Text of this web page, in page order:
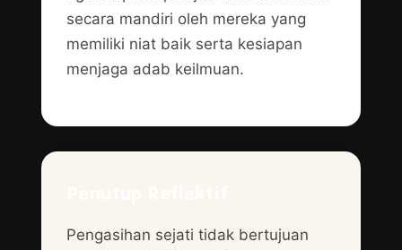
secara mandiri oleh mereka yang
memiliki niat baik serta kesiapan
menjaga adab keilmuan.
Pengasihan sejati tidak bertujuan